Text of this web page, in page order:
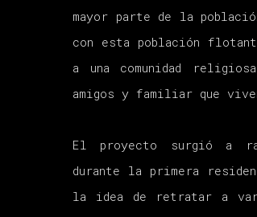
mayor parte de la
con esta población
a una comunidad
amigos y familiar que
El proyecto surgió a
durante la primera
la idea de retratar a